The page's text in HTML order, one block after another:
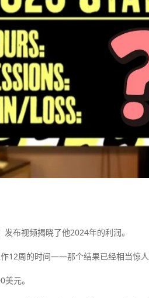
布视频揭晓了他2024年的利润。
12周的时间——那个结果已经相当惊人
元。